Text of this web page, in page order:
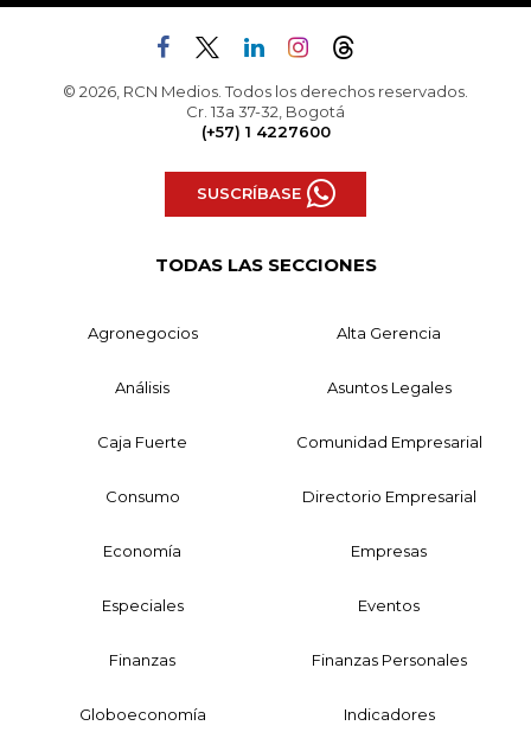
© 2026, RCN Medios. Todos los derechos reservados.
Cr. 13a 37-32, Bogotá
(+57) 1 4227600
SUSCRÍBASE
TODAS LAS SECCIONES
Agronegocios Alta Gerencia
Análisis Asuntos Legales
Caja Fuerte Comunidad Empresarial
Consumo Directorio Empresarial
Economía Empresas
Especiales Eventos
Finanzas Finanzas Personales
Globoeconomía Indicadores